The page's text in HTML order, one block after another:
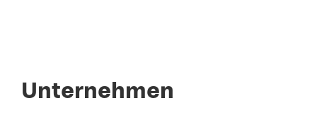
Unternehmen